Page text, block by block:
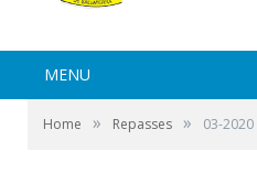
MENU
Home » Repasses » 03-2020